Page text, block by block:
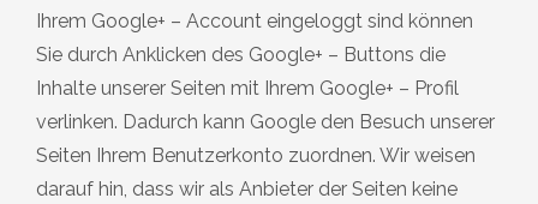
Ihrem Google+ – Account eingeloggt sind können
Sie durch Anklicken des Google+ – Buttons die
Inhalte unserer Seiten mit Ihrem Google+ – Profil
verlinken. Dadurch kann Google den Besuch unserer
Seiten Ihrem Benutzerkonto zuordnen. Wir weisen
darauf hin, dass wir als Anbieter der Seiten keine